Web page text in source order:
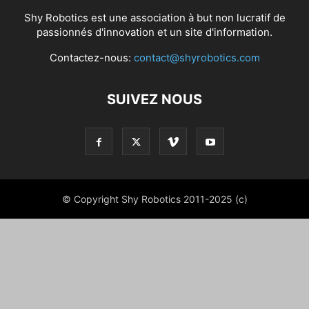
Shy Robotics est une association à but non lucratif de
passionnés d'innovation et un site d'information.
Contactez-nous: contact@shyrobotics.com
SUIVEZ NOUS
© Copyright Shy Robotics 2011-2025 (c)